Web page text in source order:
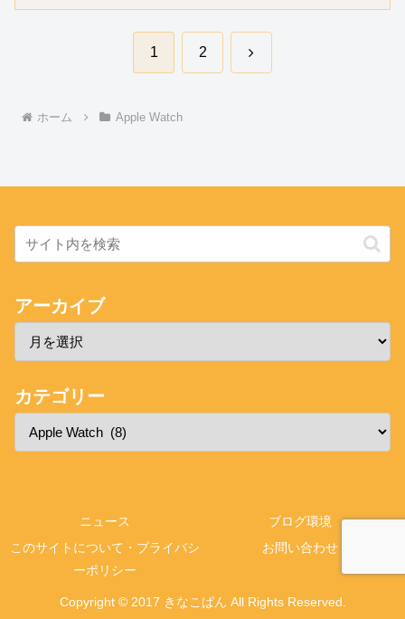
1 2 次
ホーム Apple Watch
アーカイブ
カテゴリー
ニュース
ブログ環境
このサイトについて・プライバシ
ーポリシー
お問い合わせ
Copyright © 2017 きなこぱん All Rights Reserved.